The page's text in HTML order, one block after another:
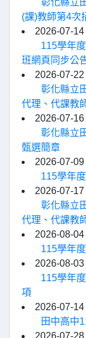
彰化縣立
(課)教師第4次
2026-07-14
115學年
班網頁同步公
2026-07-22
彰化縣立
代理、代課教
2026-07-16
彰化縣立
甄選簡章
2026-07-09
115學年
2026-07-17
彰化縣立
代理、代課教
2026-08-04
115學年
2026-08-03
115學年
項
2026-07-14
田中高中
2026-07-28